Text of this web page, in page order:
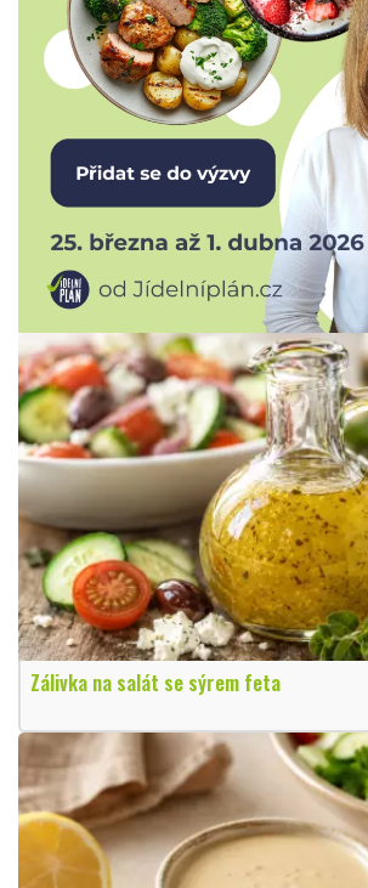
Zálivka na salát se sýrem feta